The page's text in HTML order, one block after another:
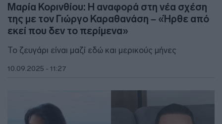
Μαρία Κορινθίου: Η αναφορά στη νέα σχέση
της με τον Γιώργο Καραθανάση – «Ήρθε από
εκεί που δεν το περίμενα»
Το ζευγάρι είναι μαζί εδώ και μερικούς μήνες
10.09.2025 - 11:27